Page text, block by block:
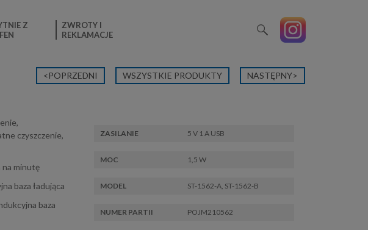
Z
ZWROTY I
REKLAMACJE
<POPRZEDNI WSZYSTKIE PRODUKTY NASTĘPNY>
czyszczenie,
minutę
baza ładująca
baza
ZASILANIE 5 V 1 A USB
MOC 1,5 W
MODEL ST-1562-A, ST-1562-B
NUMER PARTII POJM210562